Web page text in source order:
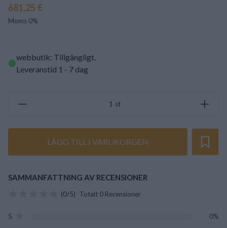
681,25 €
Moms 0%
webbutik: Tillgängligt.
Leveranstid 1 - 7 dag
st
LÄGG TILL I VARUKORGEN
SAMMANFATTNING AV RECENSIONER
(0/5) Totalt 0 Recensioner
5
0%